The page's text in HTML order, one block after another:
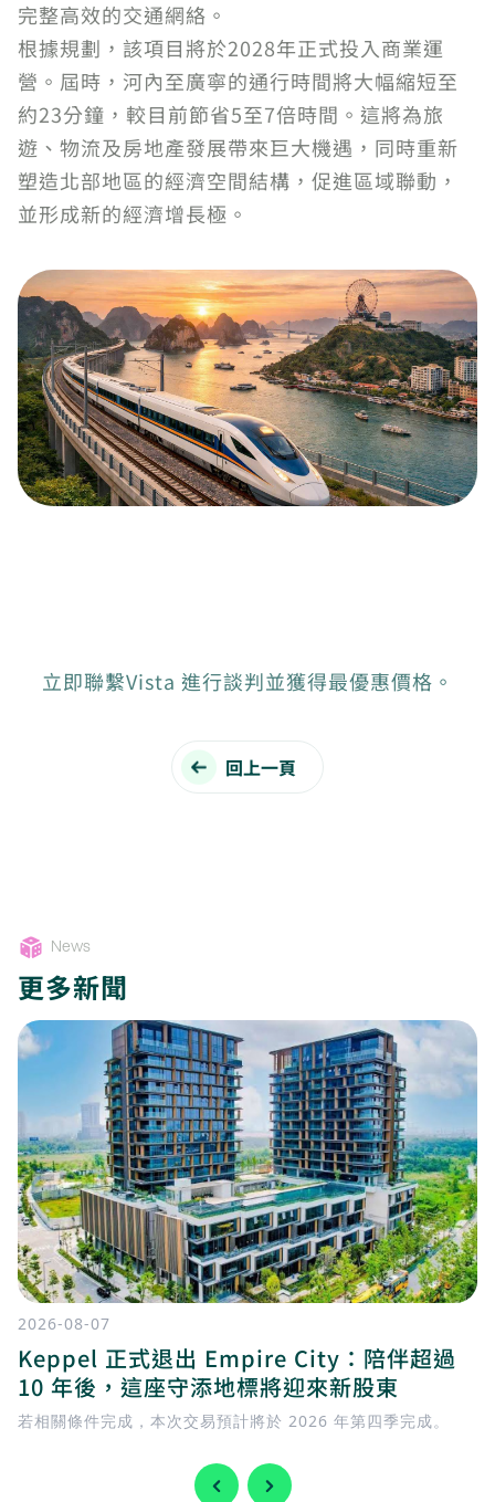
完整高效的交通網絡。
根據規劃，該項目將於2028年正式投入商業運
營。屆時，河內至廣寧的通行時間將大幅縮短至
約23分鐘，較目前節省5至7倍時間。這將為旅
遊、物流及房地產發展帶來巨大機遇，同時重新
塑造北部地區的經濟空間結構，促進區域聯動，
並形成新的經濟增長極。
立即聯繫Vista 進行談判並獲得最優惠價格。
回上一頁
News
更多新聞
2026-08-07
Keppel 正式退出 Empire City：陪伴超過
10 年後，這座守添地標將迎來新股東
若相關條件完成，本次交易預計將於 2026 年第四季完成。